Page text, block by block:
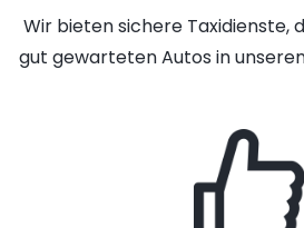
Wir bieten sichere Taxidienste,
gut gewarteten Autos in